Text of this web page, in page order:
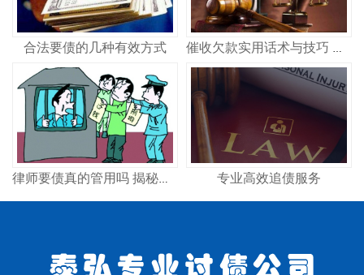
合法要债的几种有效方式 催收欠款实用话术与技巧 合法高效讨债策略
律师要债真的管用吗 揭秘专业律师追债全流程 专业高效追债服务